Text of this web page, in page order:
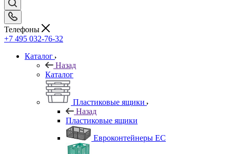
Телефоны
+7 495 032-76-32
Каталог
Назад
Каталог
Пластиковые ящики
Назад
Пластиковые ящики
Евроконтейнеры ЕС